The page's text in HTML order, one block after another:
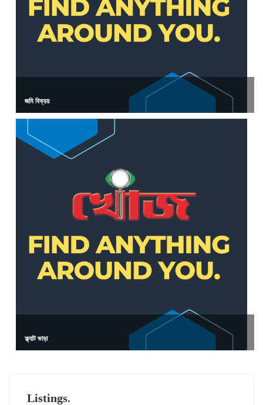
জমি বিক্রয়
ফ্ল্যাট ভাড়া
Listings